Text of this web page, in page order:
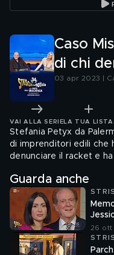
Caso
di chi
03 apr 2023 |
VAI ALLA SERIE LA TUA LISTA
Stefania Petyx da
di imprenditori edili che
denunciare il racket e
sono iniziati problemi:
pesanti, poi ci si è
Misuraca non hanno
loro denuncia: sarà la
Guarda anche
26 ott